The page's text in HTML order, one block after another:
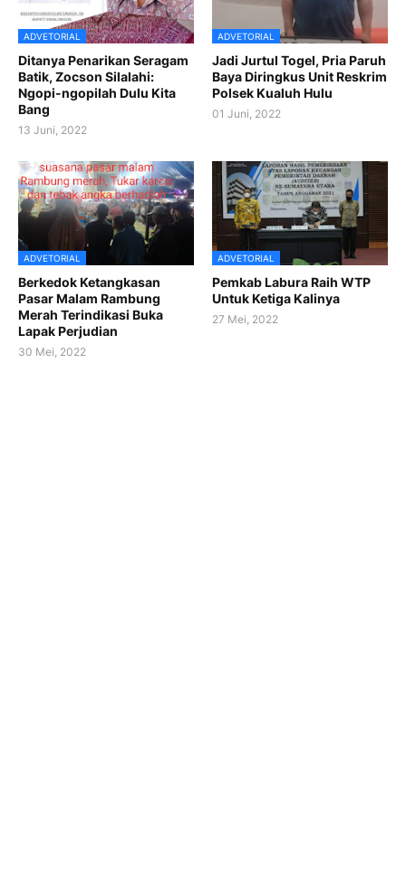
ADVETORIAL
Ditanya Penarikan Seragam
Batik, Zocson Silalahi:
Ngopi-ngopilah Dulu Kita
Bang
13 Juni, 2022
ADVETORIAL
Jadi Jurtul Togel, Pria Paruh
Baya Diringkus Unit Reskrim
Polsek Kualuh Hulu
01 Juni, 2022
ADVETORIAL
Berkedok Ketangkasan
Pasar Malam Rambung
Merah Terindikasi Buka
Lapak Perjudian
30 Mei, 2022
ADVETORIAL
Pemkab Labura Raih WTP
Untuk Ketiga Kalinya
27 Mei, 2022